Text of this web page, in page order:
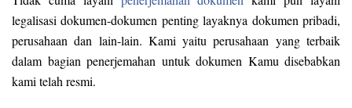
legalisasi dokumen-dokumen penting layaknya dokumen pribadi,
perusahaan dan lain-lain. Kami yaitu perusahaan yang terbaik
dalam bagian penerjemahan untuk dokumen Kamu disebabkan
kami telah resmi.